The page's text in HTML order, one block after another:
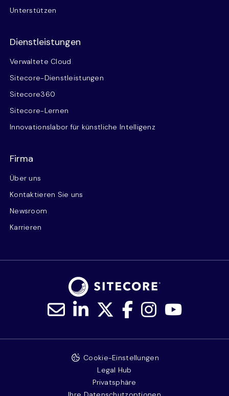
Unterstützen
Dienstleistungen
Verwaltete Cloud
Sitecore-Dienstleistungen
Sitecore360
Sitecore-Lernen
Innovationslabor für künstliche Intelligenz
Firma
Über uns
Kontaktieren Sie uns
Newsroom
Karrieren
Cookie-Einstellungen
Legal Hub
Privatsphäre